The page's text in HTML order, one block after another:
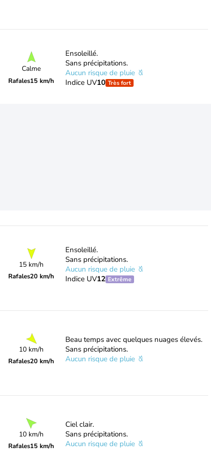
Calme
Rafales15 km/h
Ensoleillé.
Sans précipitations.
Aucun risque de pluie
Indice UV10 Très fort
15 km/h
Rafales20 km/h
Ensoleillé.
Sans précipitations.
Aucun risque de pluie
Indice UV12 Extrême
10 km/h
Rafales20 km/h
Beau temps avec quelques nuages élevés.
Sans précipitations.
Aucun risque de pluie
10 km/h
Rafales15 km/h
Ciel clair.
Sans précipitations.
Aucun risque de pluie